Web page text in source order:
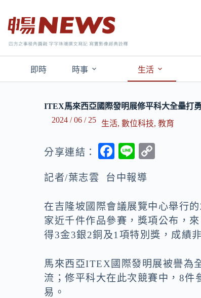
即時 時事 生活
ITEX馬來西亞國際發明展修平科大全壘打
2024 / 06 / 25
生活,數位科技,教育
分享連結：
F
e
b
o
o
Li
e
y
Li
n
記者/葉志雲 台中報導
在吉隆坡國際會議展覽中心舉行
家近千件作品參賽，獎項公布，
得3金3銀2銅及1項特別獎，成績
馬來西亞ITEX國際發明展被譽為
流；修平科大在此次競賽中，8件
易。